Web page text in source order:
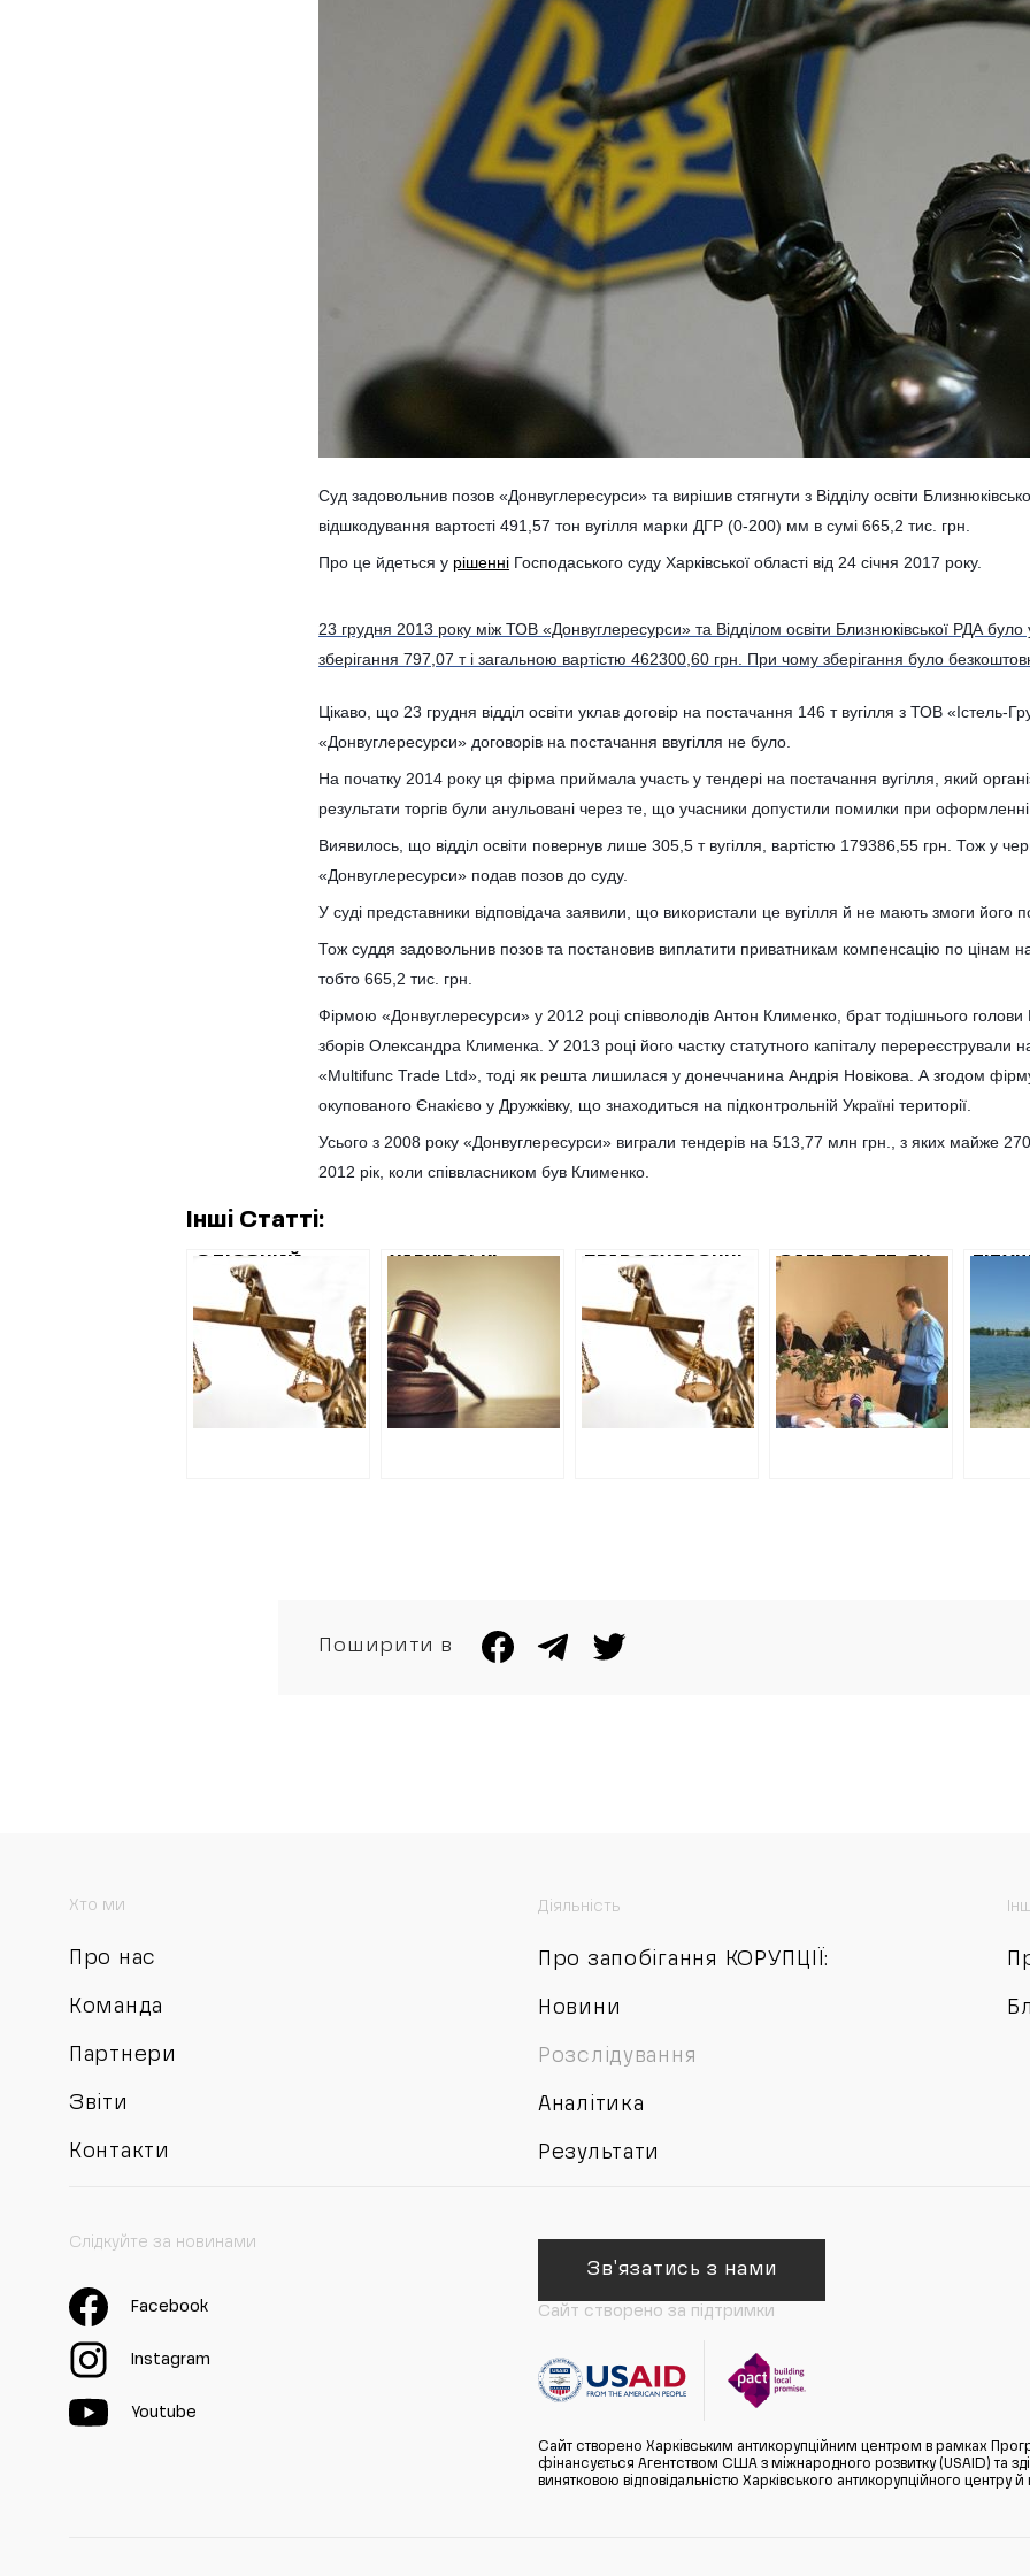
Суд задовольнив позов «Донвуглересурси» та вирішив стягнути з Відділу освіти
відшкодування вартості 491,57 тон вугілля марки ДГР (0-200) мм в сумі 665,2 тис. грн.
Про це йдеться у рішенні Господаського суду Харківської області від 24 січня 2017 року.
23 грудня 2013 року між ТОВ «Донвуглересурси» та Відділом освіти Близнюківської РДА було
зберігання 797,07 т і загальною вартістю 462300,60 грн. При чому зберігання було
Цікаво, що 23 грудня відділ освіти уклав договір на постачання 146 т вугілля з ТОВ «Істель-
«Донвуглересурси» договорів на постачання ввугілля не було.
На початку 2014 року ця фірма приймала участь у тендері на постачання вугілля, який
результати торгів були анульовані через те, що учасники допустили помилки при оформленні
Виявилось, що відділ освіти повернув лише 305,5 т вугілля, вартістю 179386,55 грн. Тож у
«Донвуглересурси» подав позов до суду.
У суді представники відповідача заявили, що використали це вугілля й не мають змоги його
Тож суддя задовольнив позов та постановив виплатити приватникам компенсацію по цінам
тобто 665,2 тис. грн.
Фірмою «Донвуглересурси» у 2012 році співволодів Антон Клименко, брат тодішнього голови
зборів Олександра Клименка. У 2013 році його частку статутного капіталу перереєстрували
«Multifunc Trade Ltd», тоді як решта лишилася у донеччанина Андрія Новікова. А згодом
окупованого Єнакієво у Дружківку, що знаходиться на підконтрольній Україні території.
Усього з 2008 року «Донвуглересурси» виграли тендерів на 513,77 млн грн., з яких майже
2012 рік, коли співвласником був Клименко.
Інші Статті:
ОДІОЗНИЙ
ЧИНОВНИК
ДЕРЖГЕОКАДАСТРА
ПОВЕРНУВСЯ ДО
РОБОТИ ЧЕРЕЗ
СУД
ХАРКІВСЬКІ
ПРАВООХОРОНЦІ
ВВАЖАЮТЬ, ЩО
НА
ВСТАНОВЛЕННІ
ОГОРОЖІ НА
ПРОСПЕКТІ
ГАГАРІНА ВКРАЛИ
ПРАВООХОРОНЦІ
ПІДОЗРЮЮТЬ,
ЩО РОБІТНИКИ
«УКРГАЗВИДОБУВАННЯ»
ДОПОМОГЛИ
ФІРМІ ДОВІРЕНОЇ
ПОРОШЕНКІВЦЯ
САГА ПРО ТЕ, ЯК
ПРОКУРАТУРА
МІСТА ХАРКОВА
НА ЧОЛІ З
ЄВГЕНОМ
ПОПОВИЧЕМ
ЗАХИСТИЛА В
СУДАХ ЗЕМЛЮ У
ЗА
ХОЧА
Поширити в
Хто ми
Про нас
Команда
Партнери
Звіти
Контакти
Діяльність
Про запобігання КОРУПЦІЇ:
Новини
Розслідування
Аналітика
Результати
Слідкуйте за новинами
Facebook
Instagram
Youtube
Зв'язатись з нами
Сайт створено за підтримки
Сайт створено Харківським антикорупційним центром в рамках
фінансується Агентством США з міжнародного розвитку (USAID) та
винятковою відповідальністю Харківського антикорупційного